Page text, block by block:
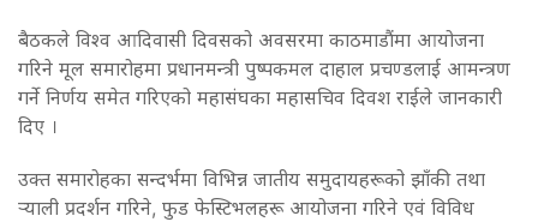
बैठकले विश्व आदिवासी दिवसको अवसरमा काठमाडौंमा आयोजना
गरिने मूल समारोहमा प्रधानमन्त्री पुष्पकमल दाहाल प्रचण्डलाई आमन्त्रण
गर्ने निर्णय समेत गरिएको महासंघका महासचिव दिवश राईले जानकारी
दिए ।
उक्त समारोहका सन्दर्भमा विभिन्न जातीय समुदायहरूको झाँकी तथा
र्‍याली प्रदर्शन गरिने, फुड फेस्टिभलहरू आयोजना गरिने एवं विविध